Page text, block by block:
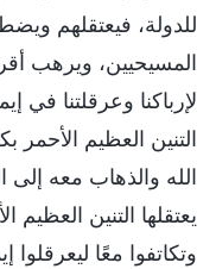
للدولة، فيعتقلهم
المسيحيين، ويرهب
لإرباكنا وعرقلتنا
التنين العظيم الأحمر
الله والذهاب معه
يعتقلها التنين العظيم
وتكاتفوا معًا